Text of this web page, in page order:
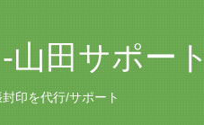
田サポート
印を代行/サポート